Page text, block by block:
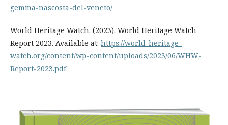
gemma-nascosta-del-veneto/
World Heritage Watch. (2023). World Heritage Watch
Report 2023. Available at: https://world-heritage-
watch.org/content/wp-content/uploads/2023/06/WHW-
Report-2023.pdf